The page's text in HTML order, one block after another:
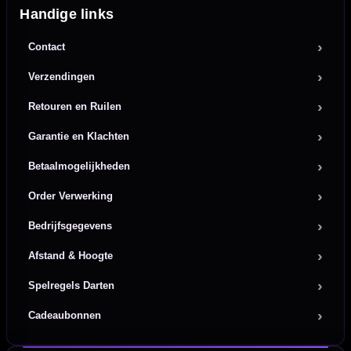
Handige links
Contact
Verzendingen
Retouren en Ruilen
Garantie en Klachten
Betaalmogelijkheden
Order Verwerking
Bedrijfsgegevens
Afstand & Hoogte
Spelregels Darten
Cadeaubonnen